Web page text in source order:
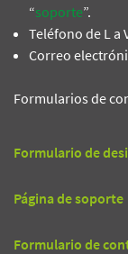
“soporte”.
Teléfono de L a
Correo
Formularios de
Formulario de
Página de soporte
Formulario de